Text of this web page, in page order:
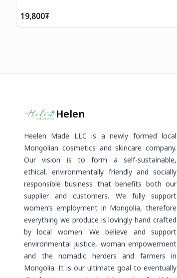
19,800₮
Helen
Heelen Made LLC is a newly formed local
Mongolian cosmetics and skincare company.
Our vision is to form a self-sustainable,
ethical, environmentally friendly and socially
responsible business that benefits both our
supplier and customers. We fully support
women’s employment in Mongolia, therefore
everything we produce is lovingly hand crafted
by local women. We believe and support
environmental justice, woman empowerment
and the nomadic herders and farmers in
Mongolia. It is our ultimate goal to eventually